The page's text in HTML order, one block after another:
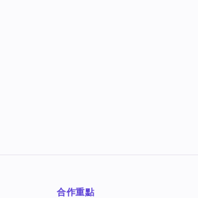
合作重點